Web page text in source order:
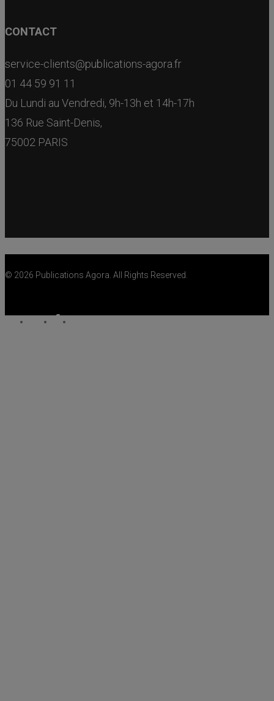
CONTACT
service-clients@publications-agora.fr
01 44 59 91 11
Du Lundi au Vendredi, 9h-13h et 14h-17h
136 Rue Saint-Denis,
75002 PARIS
© 2026 Publications Agora. All Rights Reserved.
twitter facebook